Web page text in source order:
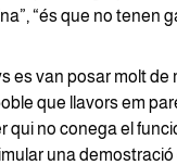
“és que no tenen
es van posar molt de
que llavors em
qui no conega el
una